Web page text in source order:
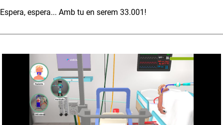
Espera, espera... Amb tu en serem 33.001!